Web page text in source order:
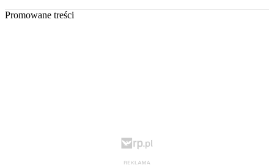
Promowane treści